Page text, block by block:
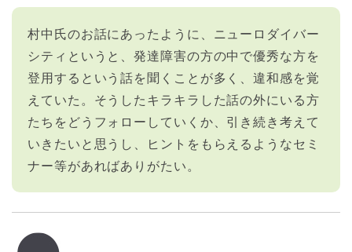
村中氏のお話にあったように、ニューロダイバー
シティというと、発達障害の方の中で優秀な方を
登用するという話を聞くことが多く、違和感を覚
えていた。そうしたキラキラした話の外にいる方
たちをどうフォローしていくか、引き続き考えて
いきたいと思うし、ヒントをもらえるようなセミ
ナー等があればありがたい。